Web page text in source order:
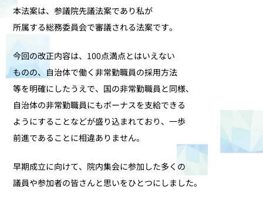
本法案は、参議院先議法案であり私が
所属する総務委員会で審議される法案です。
今回の改正内容は、100点満点とはいえない
ものの、自治体で働く非常勤職員の採用方法
等を明確にしたうえで、国の非常勤職員と同様、
自治体の非常勤職員にもボーナスを支給できる
ようにすることなどが盛り込まれており、一歩
前進であることに相違ありません。
早期成立に向けて、院内集会に参加した多くの
議員や参加者の皆さんと思いをひとつにしました。